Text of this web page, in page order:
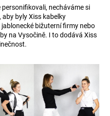
necháváme si
byly Xiss kabelky
bižuterní firmy nebo
na Vysočině. I to dodává Xiss